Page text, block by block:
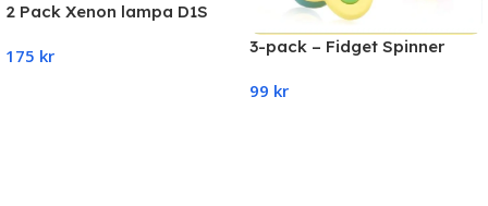
2 Pack Xenon lampa D1S
175 kr
3-pack – Fidget Spinner
Snurrleksak i flera färger
99 kr